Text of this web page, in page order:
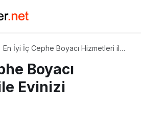
En İyi İç Cephe Boyacı Hizmetleri ile
Boyacı
Evinizi
Yol Yardım: Kuzeyin Zorlu